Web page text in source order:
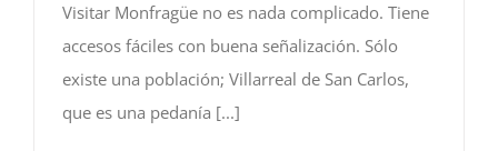
Visitar Monfragüe no es nada complicado. Tiene
accesos fáciles con buena señalización. Sólo
existe una población; Villarreal de San Carlos,
que es una pedanía [...]